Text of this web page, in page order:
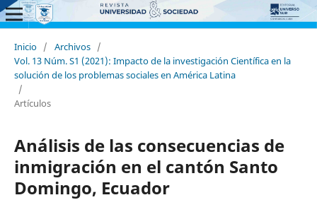
Inicio / Archivos /
Vol. 13 Núm. S1 (2021): Impacto de la investigación Científica en la
solución de los problemas sociales en América Latina
/
Artículos
Análisis de las consecuencias de
inmigración en el cantón Santo
Domingo, Ecuador